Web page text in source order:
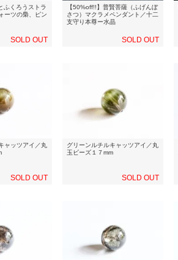
ふくろうストラ
ーツの梟、ピン
SOLD OUT
【50%off!!】普賢菩薩（ふげんぼ
さつ）マクラメペンダント／十二
支守り本尊ー水晶
SOLD OUT
ャッツアイ／丸
SOLD OUT
グリーンルチルキャッツアイ／丸
玉ビーズ１７mm
SOLD OUT